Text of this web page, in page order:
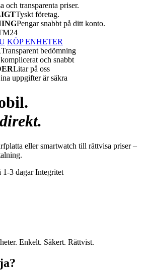
och transparenta priser.
Tyskt företag.
Pengar snabbt på ditt konto.
KÖP ENHETER
Transparent bedömning
och snabbt
Litar på oss
uppgifter är säkra
eller smartwatch till rättvisa priser –
1-3 dagar Integritet
Enkelt. Säkert. Rättvist.